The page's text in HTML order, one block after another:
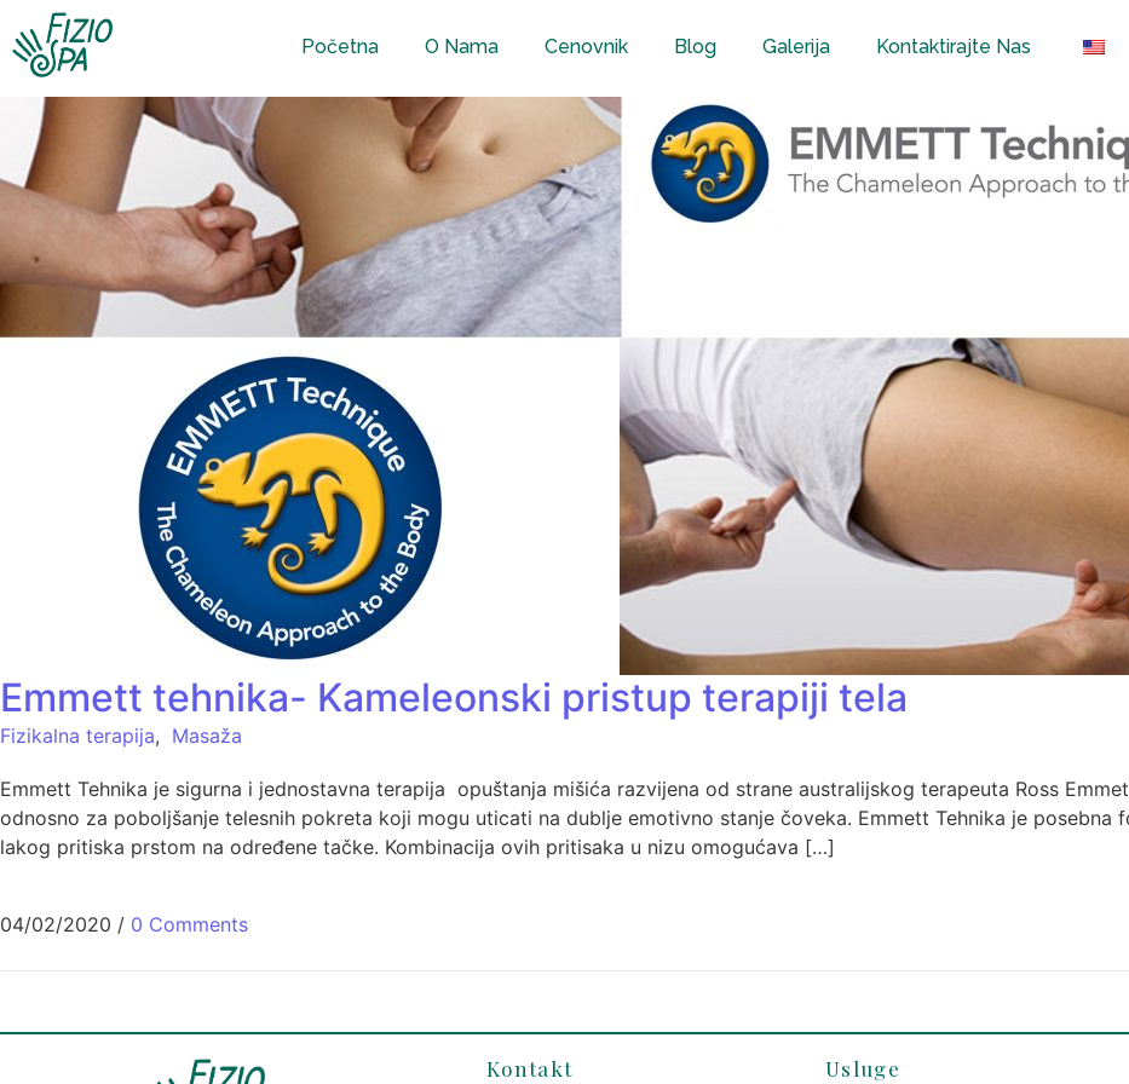
Početna O Nama Cenovnik Blog Galerija Kontaktirajte Nas
Emmett tehnika- Kameleonski pristup terapiji tela
Fizikalna terapija, Masaža
Emmett Tehnika je sigurna i jednostavna terapija opuštanja mišića razvijena od strane australijskog terapeuta Ross
odnosno za poboljšanje telesnih pokreta koji mogu uticati na dublje emotivno stanje čoveka. Emmett Tehnika je posebna
lakog pritiska prstom na određene tačke. Kombinacija ovih pritisaka u nizu omogućava […]
04/02/2020 / 0 Comments
Kontakt Usluge